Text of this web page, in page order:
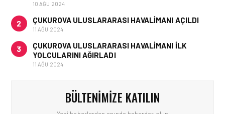
10 AĞU 2024
2 ÇUKUROVA ULUSLARARASI HAVALIMANI AÇILDI
11 AĞU 2024
3
ÇUKUROVA ULUSLARARASI HAVALIMANI İLK
YOLCULARINI AĞIRLADI
11 AĞU 2024
BÜLTENIMIZE KATILIN